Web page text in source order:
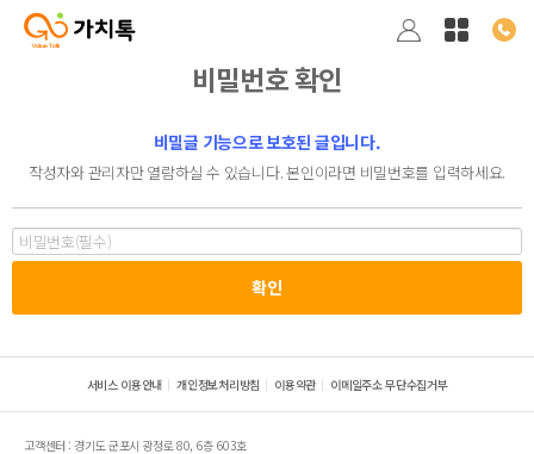
비밀번호 확인
비밀글 기능으로 보호된 글입니다.
작성자와 관리자만 열람하실 수 있습니다. 본인이라면 비밀번호를 입력하세요.
서비스 이용안내 개인정보처리방침 이용약관 이메일주소 무단수집거부
고객센터 : 경기도 군포시 광정로 80, 6층 603호